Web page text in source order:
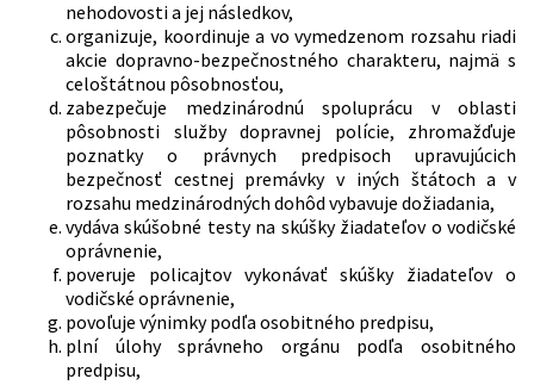
nehodovosti a jej následkov,
organizuje, koordinuje a vo vymedzenom rozsahu riadi
akcie dopravno-bezpečnostného charakteru, najmä s
celoštátnou pôsobnosťou,
zabezpečuje medzinárodnú spoluprácu v oblasti
pôsobnosti služby dopravnej polície, zhromažďuje
poznatky o právnych predpisoch upravujúcich
bezpečnosť cestnej premávky v iných štátoch a v
rozsahu medzinárodných dohôd vybavuje dožiadania,
vydáva skúšobné testy na skúšky žiadateľov o vodičské
oprávnenie,
poveruje policajtov vykonávať skúšky žiadateľov o
vodičské oprávnenie,
povoľuje výnimky podľa osobitného predpisu,
plní úlohy správneho orgánu podľa osobitného
predpisu,